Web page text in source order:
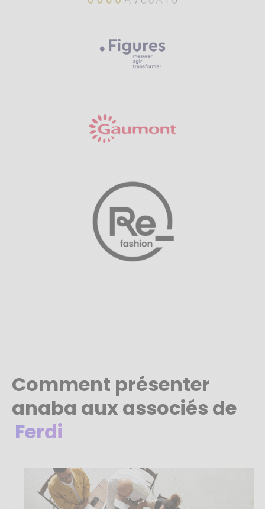
Comment présenter
anaba aux associés de
Ferdi